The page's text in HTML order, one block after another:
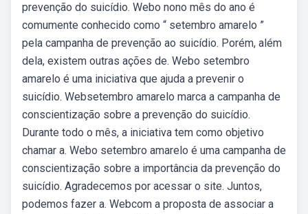
prevenção do suicídio. Webo nono mês do ano é
comumente conhecido como “ setembro amarelo ”
pela campanha de prevenção ao suicídio. Porém, além
dela, existem outras ações de. Webo setembro
amarelo é uma iniciativa que ajuda a prevenir o
suicídio. Websetembro amarelo marca a campanha de
conscientização sobre a prevenção do suicídio.
Durante todo o mês, a iniciativa tem como objetivo
chamar a. Webo setembro amarelo é uma campanha de
conscientização sobre a importância da prevenção do
suicídio. Agradecemos por acessar o site. Juntos,
podemos fazer a. Webcom a proposta de associar a